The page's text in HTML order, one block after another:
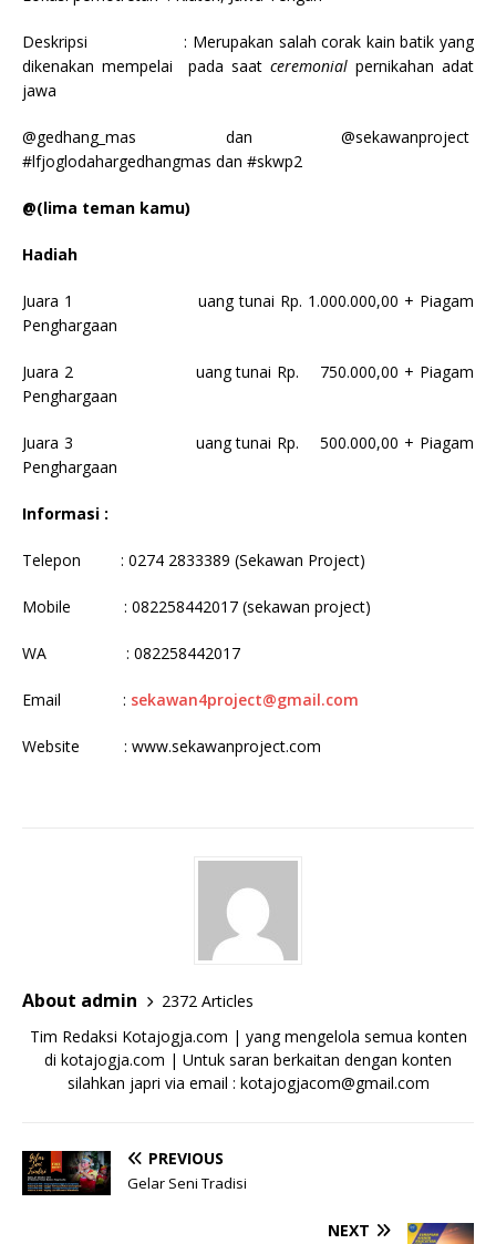
Deskripsi : Merupakan salah corak kain batik yang
dikenakan mempelai pada saat ceremonial pernikahan adat
jawa
@gedhang_mas dan @sekawanproject
#lfjoglodahargedhangmas dan #skwp2
@(lima teman kamu)
Hadiah
Juara 1 uang tunai Rp. 1.000.000,00 + Piagam
Penghargaan
Juara 2 uang tunai Rp. 750.000,00 + Piagam
Penghargaan
Juara 3 uang tunai Rp. 500.000,00 + Piagam
Penghargaan
Informasi :
Telepon : 0274 2833389 (Sekawan Project)
Mobile : 082258442017 (sekawan project)
WA : 082258442017
Email : sekawan4project@gmail.com
Website : www.sekawanproject.com
About admin
2372 Articles
Tim Redaksi Kotajogja.com | yang mengelola semua konten
di kotajogja.com | Untuk saran berkaitan dengan konten
silahkan japri via email : kotajogjacom@gmail.com
PREVIOUS
Gelar Seni Tradisi
NEXT